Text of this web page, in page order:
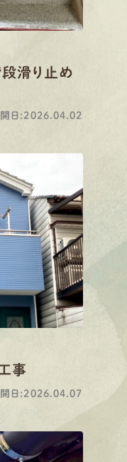
滑り止め
日:2026.04.02
事
日:2026.04.07